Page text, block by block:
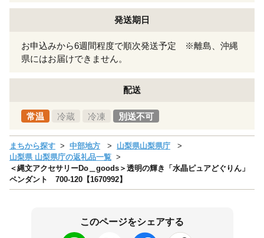
発送期日
お申込みから6週間程度で順次発送予定 ※離島、沖縄
県にはお届けできません。
配送
常温 冷蔵 冷凍 別送不可
まちから探す 中部地方
山梨県山梨県庁
山梨県 山梨県庁の返礼品一覧
＜縄文アクセサリーDo＿goods＞透明の輝き「水晶ピュアどぐりん」
ペンダント 700-120【1670992】
このページをシェアする